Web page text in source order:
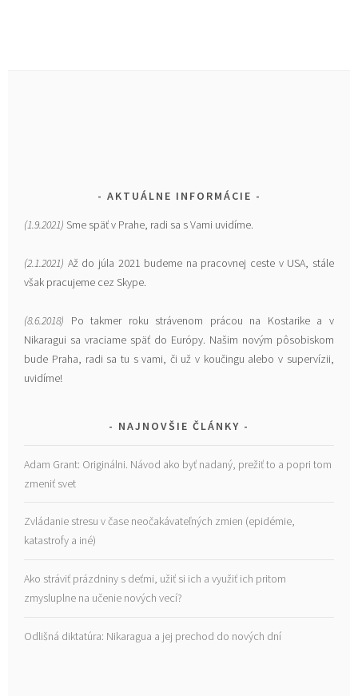
AKTUÁLNE INFORMÁCIE
(1.9.2021) Sme späť v Prahe, radi sa s Vami uvidíme.
(2.1.2021) Až do júla 2021 budeme na pracovnej ceste v USA, stále
však pracujeme cez Skype.
(8.6.2018) Po takmer roku strávenom prácou na Kostarike a v
Nikaragui sa vraciame späť do Európy. Našim novým pôsobiskom
bude Praha, radi sa tu s vami, či už v koučingu alebo v supervízii,
uvidíme!
NAJNOVŠIE ČLÁNKY
Adam Grant: Originálni. Návod ako byť nadaný, prežiť to a popri tom
zmeniť svet
Zvládanie stresu v čase neočakávateľných zmien (epidémie,
katastrofy a iné)
Ako stráviť prázdniny s deťmi, užiť si ich a využiť ich pritom
zmysluplne na učenie nových vecí?
Odlišná diktatúra: Nikaragua a jej prechod do nových dní